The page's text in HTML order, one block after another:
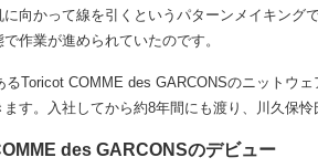
向かって線を引くというパターンメイキング
作業が進められていたのです。
るToricot COMME des GARCONSのニットウ
す。入社してから約8年間にも渡り、川久保怜
des GARCONSのデビュー